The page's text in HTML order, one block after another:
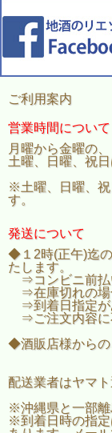
ご利用案内
営業時間について
月曜から金曜の
土曜、日曜、祝
※土曜、日曜、祝
す。
発送について
◆１2時(正午)迄
たします。
⇒コンビニ前払
⇒在庫切れの場
⇒到着日指定が
⇒ご注文内容に
◆酒販店様からの
配送業者はヤマ
※沖縄県と一部離
※到着日時の指定